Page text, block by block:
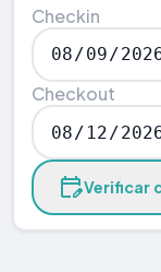
Checkin
Checkout
Verificar